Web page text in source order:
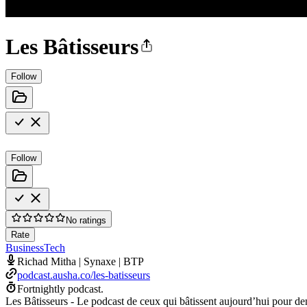
Les Bâtisseurs
Follow
Follow
No ratings
Rate
BusinessTech
Richad Mitha | Synaxe | BTP
podcast.ausha.co/les-batisseurs
Fortnightly podcast.
Les Bâtisseurs - Le podcast de ceux qui bâtissent aujourd’hui pour